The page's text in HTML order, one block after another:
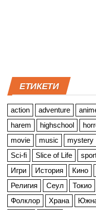
ЕТИКЕТИ
action adventure
harem
highschool
movie
music mystery
Sci-fi
Slice of Life
Игри
История Кино
Религия
Сеул Токио
Фолклор
Храна